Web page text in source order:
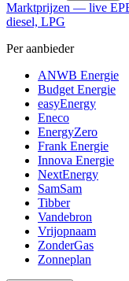
Marktprijzen — live
diesel, LPG
Per aanbieder
ANWB Energie
Budget Energie
easyEnergy
Eneco
EnergyZero
Frank Energie
Innova Energie
NextEnergy
SamSam
Tibber
Vandebron
Vrijopnaam
ZonderGas
Zonneplan